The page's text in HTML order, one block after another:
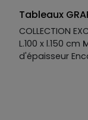
Tableaux
COLLECTION
L.100 x l.150 cm
d'épaisseur